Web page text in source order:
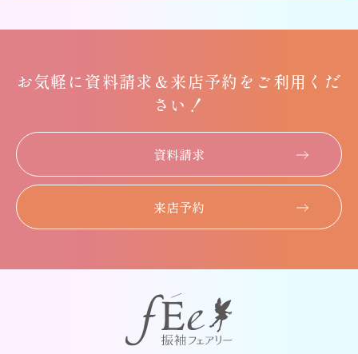
お気軽に資料請求＆来店予約をご利用くだ
さい！
資料請求
来店予約